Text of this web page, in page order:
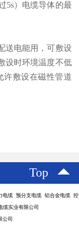
）电缆导体的最
送电能用，可敷设
设时环境温度不低
敷设在磁性管道
Top
电缆 预分支电缆 铝合金电缆 控
缆实业有限公司
公司